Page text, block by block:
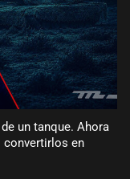
un tanque. Ahora
convertirlos en